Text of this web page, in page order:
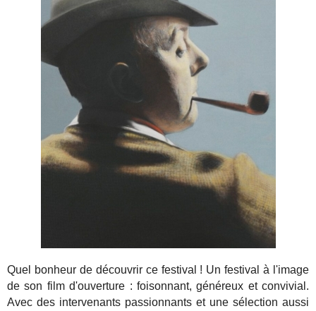
Quel bonheur de découvrir ce festival ! Un festival à l'image
de son film d'ouverture : foisonnant, généreux et convivial.
Avec des intervenants passionnants et une sélection aussi